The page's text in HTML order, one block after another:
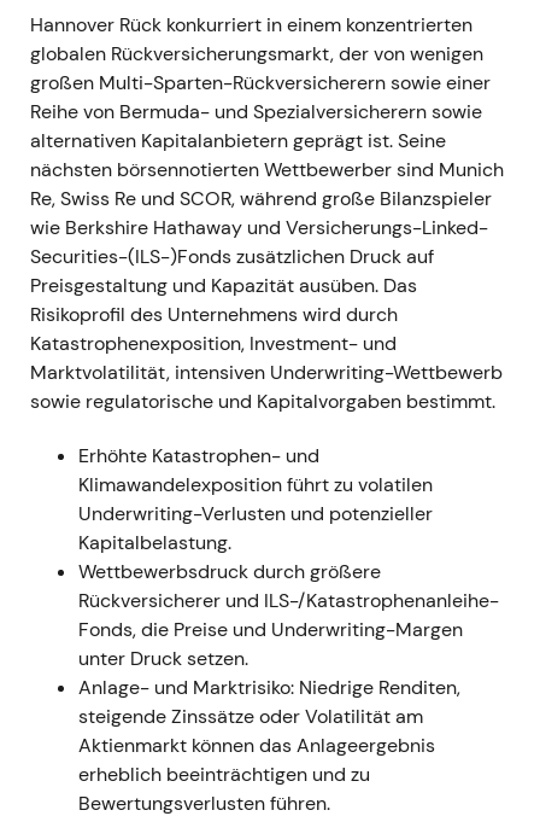
Ereignis: Konzernüberschuss GJ2021: 1.250,2
Mio. €; vorgeschlagene Gesamtdividende 5,75
€ je Aktie (ordentlich 4,50 € +
Sonderdividende 1,25 €) —
Rekordausschüttung an die Aktionäre [24]
Einordnung:
Die Aktie wurde neu bewertet —
als verlässlicher Dividenden-Compounder, der
zur Profitabilität vor der Pandemie
zurückgefunden hatte; Kapitalisierung und
Dividendenpolitik avancierten zu zentralen
Kaufargumenten
[24]
Technisch:
Chartphase — Konsolidierung auf
erhöhtem Niveau zum Jahresende 2021[1]
2022 — Hohe
Naturkatastrophenschäden, Ukraine-
Rückstellungen; diversifizierte Resilienz
Ereignis:GJ2022 — gebuchte Bruttobeiträge
33,28 Mrd. €; Konzernüberschuss 1,407 Mrd. €;
Netto-Großschadenaufwand Schaden/Unfall
1.706 Mio. € (über Budget); größte
Einzelschäden netto waren Hurrikan Ian (321,9
Mio. €), Australien-Überschwemmungen
(232,6 Mio. €) und Wintersturm „Ylenia" (106,6
Mio. €); für mögliche Ukraine-Schäden wurde
eine IBNR-Rückstellung von rund 330,9 Mio. €
gebildet; Schaden-Kosten-Quote
Schaden/Unfall 99,8 %[1].
Hannover Rück konkurriert in einem konzentrierten
globalen Rückversicherungsmarkt, der von wenigen
großen Multi-Sparten-Rückversicherern sowie einer
Reihe von Bermuda- und Spezialversicherern sowie
alternativen Kapitalanbietern geprägt ist. Seine
nächsten börsennotierten Wettbewerber sind Munich
Re, Swiss Re und SCOR, während große Bilanzspieler
wie Berkshire Hathaway und Versicherungs-Linked-
Securities-(ILS-)Fonds zusätzlichen Druck auf
Preisgestaltung und Kapazität ausüben. Das
Risikoprofil des Unternehmens wird durch
Katastrophenexposition, Investment- und
Marktvolatilität, intensiven Underwriting-Wettbewerb
sowie regulatorische und Kapitalvorgaben bestimmt.
Erhöhte Katastrophen- und
Klimawandelexposition führt zu volatilen
Underwriting-Verlusten und potenzieller
Kapitalbelastung.
Wettbewerbsdruck durch größere
Rückversicherer und ILS-/Katastrophenanleihe-
Fonds, die Preise und Underwriting-Margen
unter Druck setzen.
Anlage- und Marktrisiko: Niedrige Renditen,
steigende Zinssätze oder Volatilität am
Aktienmarkt können das Anlageergebnis
erheblich beeinträchtigen und zu
Bewertungsverlusten führen.